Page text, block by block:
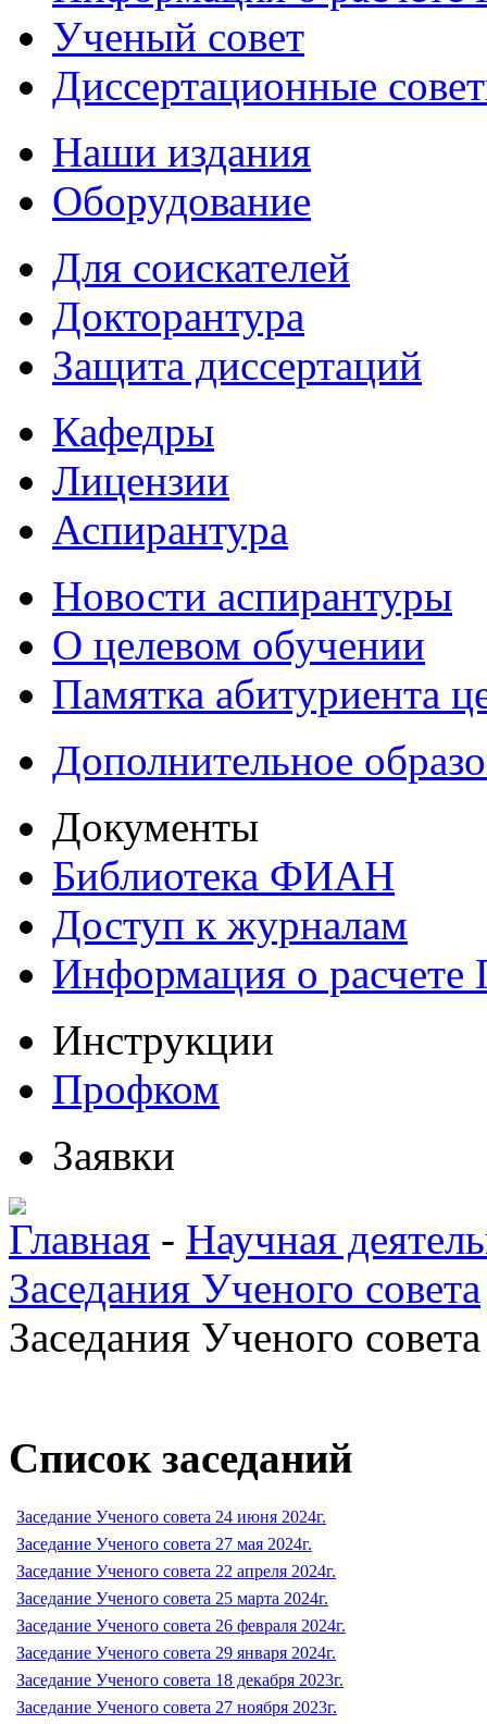
Ученый совет
Диссертационные
Наши издания
Оборудование
Для соискателей
Докторантура
Защита диссертаций
Кафедры
Лицензии
Аспирантура
Новости аспирантуры
О целевом обучении
Памятка абитуриента
Дополнительное
Документы
Библиотека ФИАН
Доступ к журналам
Информация о
Инструкции
Профком
Заявки
Главная - Научная
Заседания Ученого совета
Заседания Ученого
Список заседаний
Заседание Ученого совета 24 июня 2024г.
Заседание Ученого совета 27 мая 2024г.
Заседание Ученого совета 22 апреля 2024г.
Заседание Ученого совета 25 марта 2024г.
Заседание Ученого совета 26 февраля 2024г.
Заседание Ученого совета 29 января 2024г.
Заседание Ученого совета 18 декабря 2023г.
Заседание Ученого совета 27 ноября 2023г.